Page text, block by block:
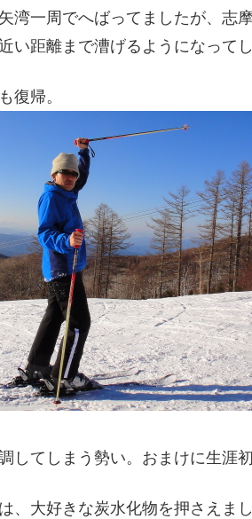
湾一周でへばってましたが、志
い距離まで漕げるようになって
復帰。
してしまう勢い。おまけに生涯
、大好きな炭水化物を押さえま